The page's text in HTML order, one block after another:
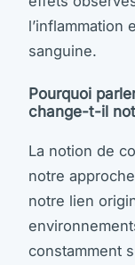
l’inflammation
sanguine.
Pourquoi
change-t-il
La notion de
notre
notre lien
constamment